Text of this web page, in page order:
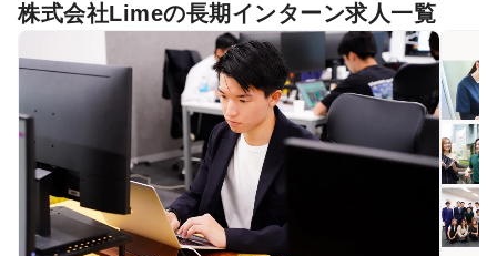
株式会社Limeの長期インターン求人一覧